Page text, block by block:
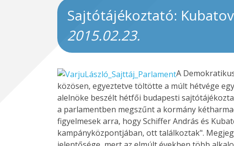
Sajtótájékoztató:
2015.02.23.
A
közösen, egyeztetve töltötte a múlt hétvége
alelnöke beszélt hétfői budapesti
a parlamentben megszűnt a kormány
figyelmesek arra, hogy Schiffer András és
kampányközpontjában, ott találkoztak".